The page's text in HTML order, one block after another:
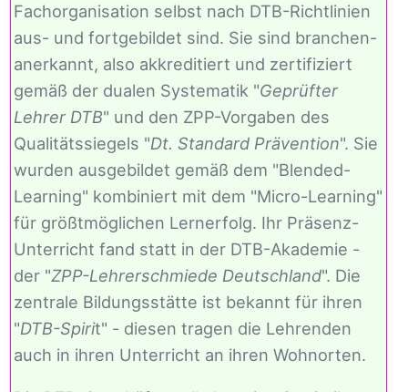
Fachorganisation selbst nach DTB-Richtlinien
aus- und fortgebildet sind. Sie sind branchen-
anerkannt, also akkreditiert und zertifiziert
gemäß der dualen Systematik "Geprüfter
Lehrer DTB" und den ZPP-Vorgaben des
Qualitätssiegels "Dt. Standard Prävention". Sie
wurden ausgebildet gemäß dem "Blended-
Learning" kombiniert mit dem "Micro-Learning"
für größtmöglichen Lernerfolg. Ihr Präsenz-
Unterricht fand statt in der DTB-Akademie -
der "ZPP-Lehrerschmiede Deutschland". Die
zentrale Bildungsstätte ist bekannt für ihren
"DTB-Spirit" - diesen tragen die Lehrenden
auch in ihren Unterricht an ihren Wohnorten.